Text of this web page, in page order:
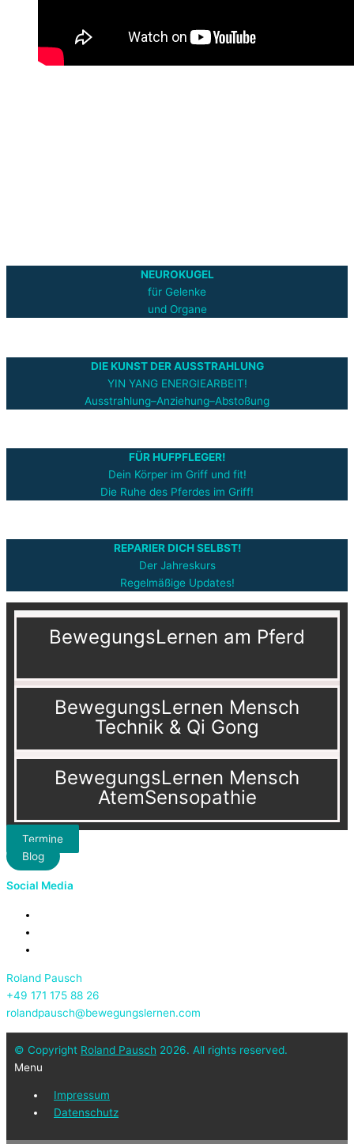
NEUROKUGEL
für Gelenke
und Organe
DIE KUNST DER AUSSTRAHLUNG
YIN YANG ENERGIEARBEIT!
Ausstrahlung–Anziehung–Abstoßung
FÜR HUFPFLEGER!
Dein Körper im Griff und fit!
Die Ruhe des Pferdes im Griff!
REPARIER DICH SELBST!
Der Jahreskurs
Regelmäßige Updates!
BewegungsLernen am Pferd
BewegungsLernen Mensch
Technik & Qi Gong
BewegungsLernen Mensch
AtemSensopathie
Termine
Blog
Social Media
Roland Pausch
+49 171 175 88 26
rolandpausch@bewegungslernen.com
© Copyright Roland Pausch 2026. All rights reserved.
Menu
Impressum
Datenschutz